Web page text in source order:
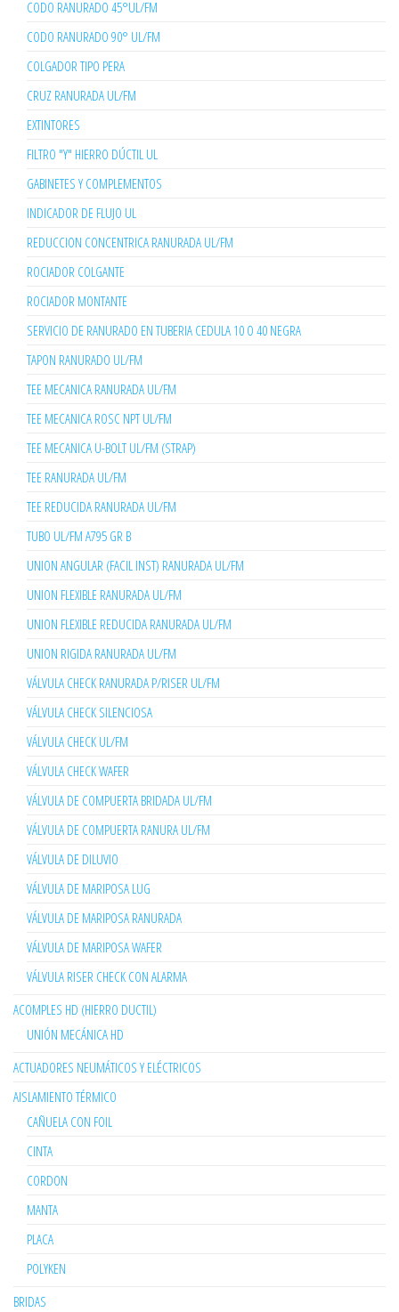
CODO RANURADO 45°UL/FM
CODO RANURADO 90° UL/FM
COLGADOR TIPO PERA
CRUZ RANURADA UL/FM
EXTINTORES
FILTRO "Y" HIERRO DÚCTIL UL
GABINETES Y COMPLEMENTOS
INDICADOR DE FLUJO UL
REDUCCION CONCENTRICA RANURADA UL/FM
ROCIADOR COLGANTE
ROCIADOR MONTANTE
SERVICIO DE RANURADO EN TUBERIA CEDULA 10 O 40 NEGRA
TAPON RANURADO UL/FM
TEE MECANICA RANURADA UL/FM
TEE MECANICA ROSC NPT UL/FM
TEE MECANICA U-BOLT UL/FM (STRAP)
TEE RANURADA UL/FM
TEE REDUCIDA RANURADA UL/FM
TUBO UL/FM A795 GR B
UNION ANGULAR (FACIL INST) RANURADA UL/FM
UNION FLEXIBLE RANURADA UL/FM
UNION FLEXIBLE REDUCIDA RANURADA UL/FM
UNION RIGIDA RANURADA UL/FM
VÁLVULA CHECK RANURADA P/RISER UL/FM
VÁLVULA CHECK SILENCIOSA
VÁLVULA CHECK UL/FM
VÁLVULA CHECK WAFER
VÁLVULA DE COMPUERTA BRIDADA UL/FM
VÁLVULA DE COMPUERTA RANURA UL/FM
VÁLVULA DE DILUVIO
VÁLVULA DE MARIPOSA LUG
VÁLVULA DE MARIPOSA RANURADA
VÁLVULA DE MARIPOSA WAFER
VÁLVULA RISER CHECK CON ALARMA
ACOMPLES HD (HIERRO DUCTIL)
UNIÓN MECÁNICA HD
ACTUADORES NEUMÁTICOS Y ELÉCTRICOS
AISLAMIENTO TÉRMICO
CAÑUELA CON FOIL
CINTA
CORDON
MANTA
PLACA
POLYKEN
BRIDAS